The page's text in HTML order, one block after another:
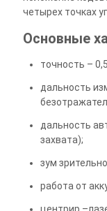
четырех точках
Основные
точность –
дальность
дальность
захвата);
зум
работа от
центрир